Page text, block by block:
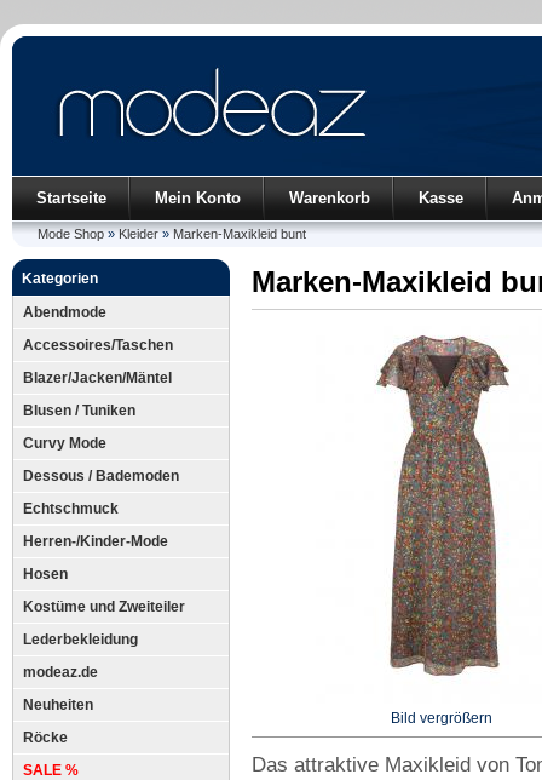
Startseite Mein Konto Warenkorb Kasse
Mode Shop»Kleider»Marken-Maxikleid bunt
Kategorien
Abendmode
Accessoires/Taschen
Blazer/Jacken/Mäntel
Blusen / Tuniken
Curvy Mode
Dessous / Bademoden
Echtschmuck
Herren-/Kinder-Mode
Hosen
Kostüme und Zweiteiler
Lederbekleidung
modeaz.de
Neuheiten
Röcke
SALE %
Marken-Maxikleid
Bild vergrößern
Das attraktive Maxikleid von